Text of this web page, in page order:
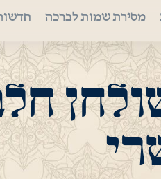
מסירת שמות לברכה